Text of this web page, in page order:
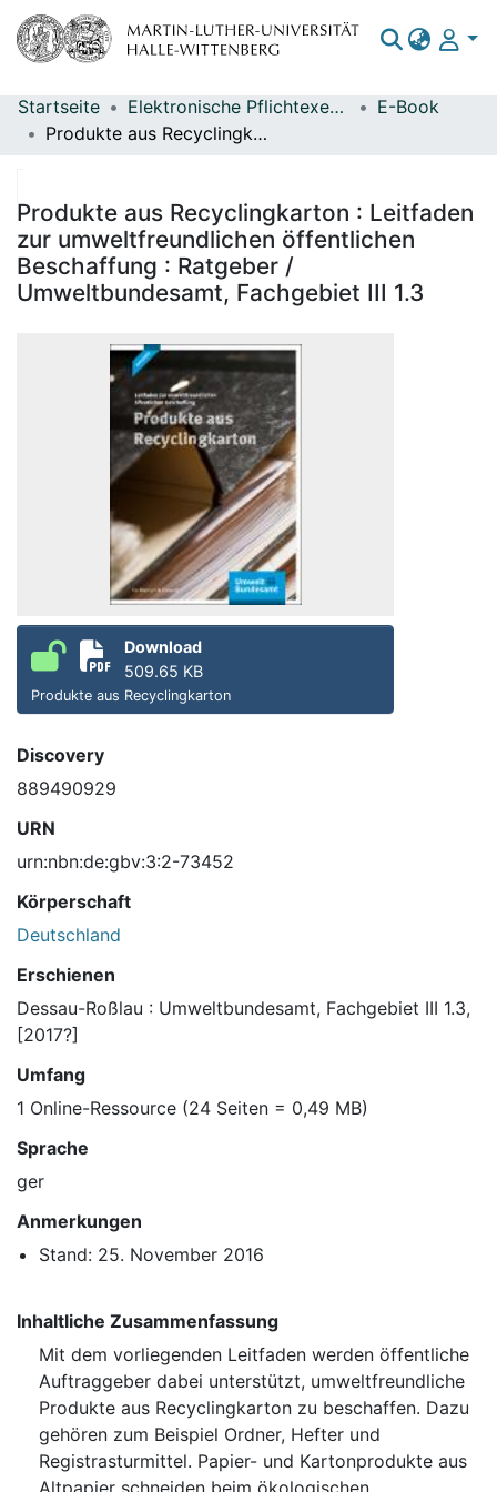
Bereiche & Sammlungen
Statistiken
Startseite Elektronische Pflichtexemplare
E-Book
Produkte aus Recyclingkarton : Leitfaden zur umweltfreundlichen öffentlichen Beschaffung : Ratgeber / Umweltbundesamt, Fachgebiet III 1.3
Produkte aus Recyclingkarton : Leitfaden
zur umweltfreundlichen öffentlichen
Beschaffung : Ratgeber /
Umweltbundesamt, Fachgebiet III 1.3
Download
509.65 KB
Produkte aus Recyclingkarton
Discovery
889490929
URN
urn:nbn:de:gbv:3:2-73452
Körperschaft
Deutschland
Erschienen
Dessau-Roßlau : Umweltbundesamt, Fachgebiet III 1.3,
[2017?]
Umfang
1 Online-Ressource (24 Seiten = 0,49 MB)
Sprache
ger
Anmerkungen
Stand: 25. November 2016
Inhaltliche Zusammenfassung
Mit dem vorliegenden Leitfaden werden öffentliche
Auftraggeber dabei unterstützt, umweltfreundliche
Produkte aus Recyclingkarton zu beschaffen. Dazu
gehören zum Beispiel Ordner, Hefter und
Registrasturmittel. Papier- und Kartonprodukte aus